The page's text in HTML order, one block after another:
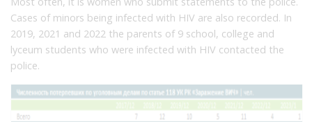
Cases of minors being infected with HIV are also recorded. In
2019, 2021 and 2022 the parents of 9 school, college and
lyceum students who were infected with HIV contacted the
police.